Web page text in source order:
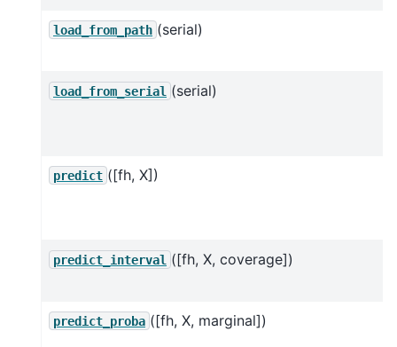
load_from_path (serial)
load_from_serial (serial)
predict ([fh, X])
predict_interval ([fh, X, coverage])
predict_proba ([fh, X, marginal])